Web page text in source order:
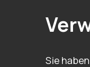
Sie